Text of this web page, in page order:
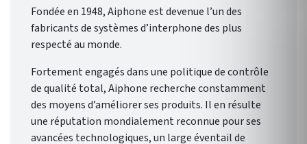
Fondée en 1948, Aiphone est devenue l’un des
fabricants de systèmes d’interphone des plus
respecté au monde.
Fortement engagés dans une politique de contrôle
de qualité total, Aiphone recherche constamment
des moyens d’améliorer ses produits. Il en résulte
une réputation mondialement reconnue pour ses
avancées technologiques, un large éventail de